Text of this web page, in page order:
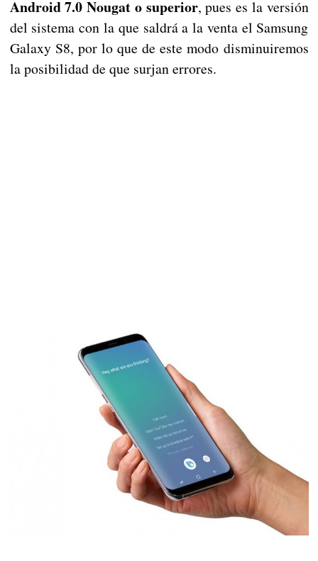
Android 7.0 Nougat o superior, pues es la versión
del sistema con la que saldrá a la venta el Samsung
Galaxy S8, por lo que de este modo disminuiremos
la posibilidad de que surjan errores.